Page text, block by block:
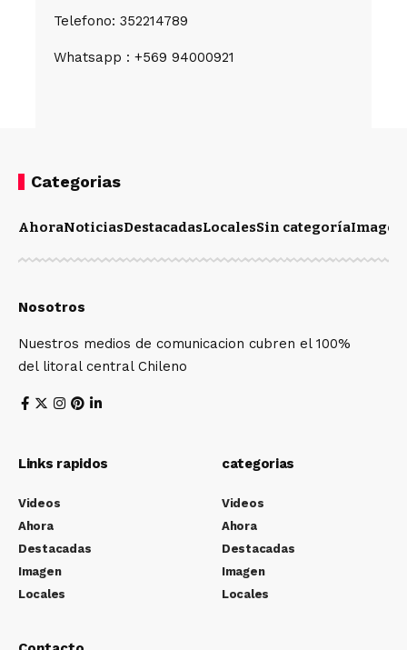
Telefono: 352214789
Whatsapp : +569 94000921
Categorias
AhoraNoticiasDestacadasLocalesSin categoríaImagen
Nosotros
Nuestros medios de comunicacion cubren el 100%
del litoral central Chileno
Links rapidos
Videos
Ahora
Destacadas
Imagen
Locales
categorias
Videos
Ahora
Destacadas
Imagen
Locales